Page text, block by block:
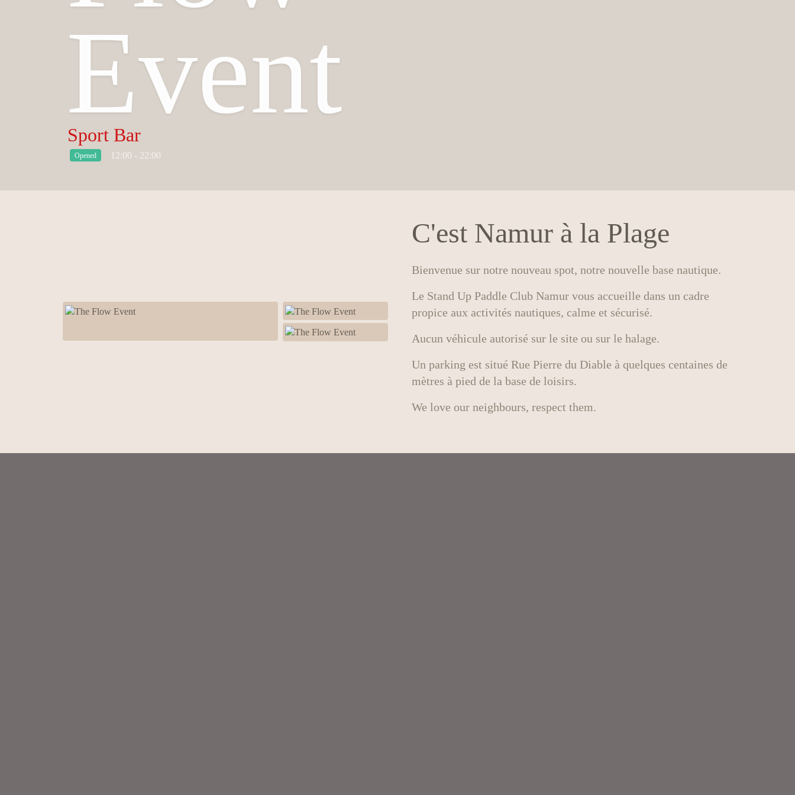
Event
Sport Bar
Opened 12:00 - 22:00
C'est Namur à la Plage
Bienvenue sur notre nouveau spot, notre nouvelle base nautique.
Le Stand Up Paddle Club Namur vous accueille dans un cadre
propice aux activités nautiques, calme et sécurisé.
Aucun véhicule autorisé sur le site ou sur le halage.
Un parking est situé Rue Pierre du Diable à quelques centaines de
mètres à pied de la base de loisirs.
We love our neighbours, respect them.